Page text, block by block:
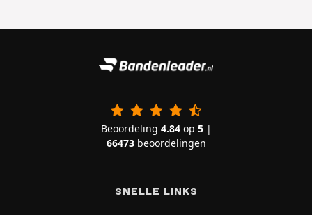
Beoordeling 4.84op 5|
66473beoordelingen
SNELLE LINKS